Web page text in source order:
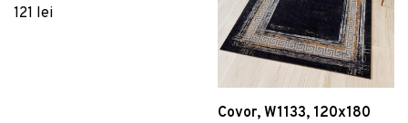
Multicolor
121 lei
Covor, W1133, 120x180